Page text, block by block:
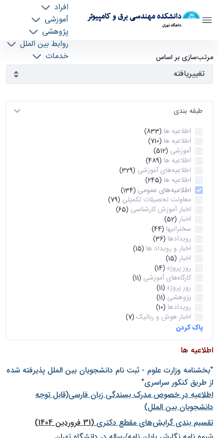
دانشکده مهندسی برق و کامپیوتر
دانشگاه تهران
افراد
آموزشی
پژوهشی
روابط بین الملل
خدمات
آرشیو اطلاعیه ها - ece- دانشکده مهندسی برق و
کامپیوتر
مرتب‌سازی بر اساس
طبقه بندی
اطلاعیه ها (833)
اطلاعیه ها (710)
آموزشی (512)
اطلاعیه ها (489)
اطلاعیه‌های‌ آموزشی (329)
اطلاعیه ها (245)
اطلاعیه‌های عمومی (134)
معاونت تحصیلات تکمیلی (79)
اخبار آموزش کارشناسی (65)
اخبار (52)
سخنرانیها (44)
رویدادها (36)
اخبار و رویداد ها (15)
اخبار (15)
روز پروژه (14)
کارگاه‌های آموزشی (11)
روز پروژه (11)
پژوهشی (11)
رویدادها (10)
اخبار هوش و رباتیک (7)
پاک کردن
اطلاعیه ها
"بخشنامه وزارت علوم - ثبت نام دانشجويان بين الملل پذيرفته شده
از طريق كنكور سراسری"
اطلاعیه در خصوص مدرک بسندگی زبان فارسی(قابل توجه
دانشجویان بین الملل)
تقسیم بندی گرایش‌های مقطع دکتری(31 فروردین 1404)